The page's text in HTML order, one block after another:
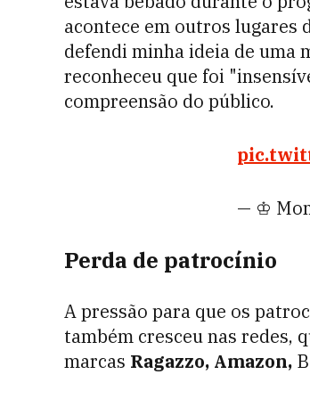
acontece em outros lugares
defendi minha ideia de uma
reconheceu que foi
compreensão do público.
— ♔
Perda de patrocínio
A pressão para que os
também cresceu nas redes,
marcas Ragazzo, Amazon,